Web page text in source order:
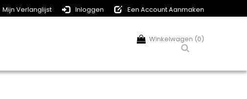
Mijn Verlanglijst Inloggen Een Account Aanmaken
Winkelwagen (0)